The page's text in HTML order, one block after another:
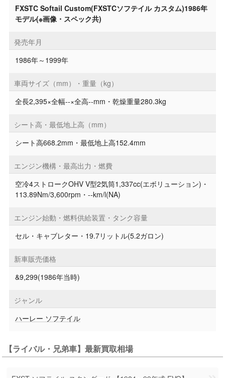
FXSTC Softail Custom(FXSTCソフテイル カスタム)1986年
モデル(※画像・スペック共)
発売年月
1986年～1999年
車両サイズ（mm）・重量（kg）
全長2,395×全幅--×全高--mm・乾燥重量280.3kg
シート高・最低地上高（mm）
シート高668.2mm・最低地上高152.4mm
エンジン機構・最高出力・燃費
空冷4ストロークOHV V型2気筒1,337cc(エボリューション)・
113.89Nm/3,600rpm・--km/l(NA)
エンジン始動・燃料供給装置・タンク容量
セル・キャブレター・19.7リットル(5.2ガロン)
新車販売価格
&9,299(1986年当時)
ジャンル
ハーレー ソフテイル
【ライバル・兄弟車】最新買取相場